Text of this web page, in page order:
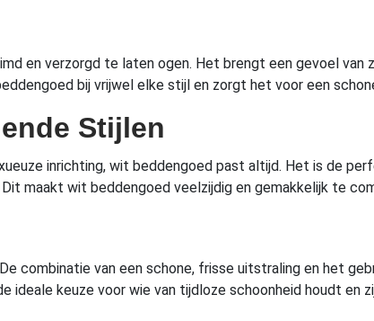
en verzorgd te laten ogen. Het brengt een gevoel van
bij vrijwel elke stijl en zorgt het voor een
Stijlen
inrichting, wit beddengoed past altijd. Het is de
maakt wit beddengoed veelzijdig en gemakkelijk te
combinatie van een schone, frisse uitstraling en het
ideale keuze voor wie van tijdloze schoonheid houdt en